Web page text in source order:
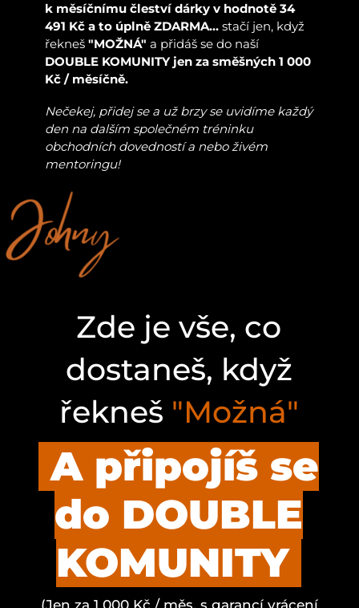
k měsíčnímu čleství dárky v hodnotě 34
491 Kč a to úplně ZDARMA... stačí jen, když
řekneš "MOŽNÁ" a přidáš se do naší
DOUBLE KOMUNITY jen za směšných 1 000
Kč / měsíčně.
Nečekej, přidej se a už brzy se uvidíme každý
den na dalším společném tréninku
obchodních dovedností a nebo živém
mentoringu!
Zde je vše, co
dostaneš, když
řekneš "Možná"
A připojíš se
do DOUBLE
KOMUNITY
(Jen za 1 000 Kč / měs. s garancí vrácení